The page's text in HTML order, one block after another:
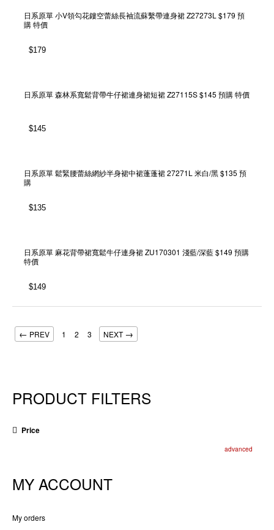
日系原單 小V領勾花鏤空蕾絲長袖流蘇繫帶連身裙 Z27273L $179 預
購 特價
$179
日系原單 森林系寬鬆背帶牛仔裙連身裙短裙 Z27115S $145 預購 特價
$145
日系原單 鬆緊腰蕾絲網紗半身裙中裙蓬蓬裙 27271L 米白/黑 $135 預
購
$135
日系原單 麻花背帶裙寬鬆牛仔連身裙 ZU170301 淺藍/深藍 $149 預購
特價
$149
← PREV 1 2 3 NEXT→
PRODUCT FILTERS
Price
advanced
MY ACCOUNT
My orders